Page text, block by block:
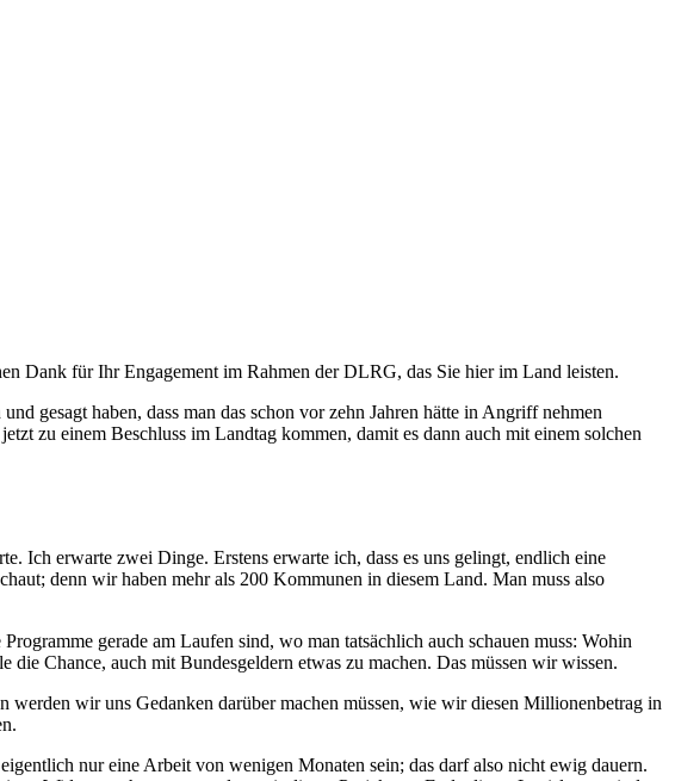
Dank für Ihr Engagement im Rahmen der DLRG, das Sie hier im Land leisten.
gesagt haben, dass man das schon vor zehn Jahren hätte in Angriff nehmen
zu einem Beschluss im Landtag kommen, damit es dann auch mit einem solchen
Ich erwarte zwei Dinge. Erstens erwarte ich, dass es uns gelingt, endlich eine
denn wir haben mehr als 200 Kommunen in diesem Land. Man muss also
gerade am Laufen sind, wo man tatsächlich auch schauen muss: Wohin
Chance, auch mit Bundesgeldern etwas zu machen. Das müssen wir wissen.
wir uns Gedanken darüber machen müssen, wie wir diesen Millionenbetrag in
nur eine Arbeit von wenigen Monaten sein; das darf also nicht ewig dauern.